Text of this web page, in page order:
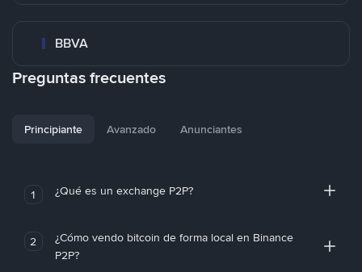
BBVA
Preguntas frecuentes
Principiante Avanzado Anunciantes
1 ¿Qué es un exchange P2P?
2
¿Cómo vendo bitcoin de forma local en Binance
P2P?